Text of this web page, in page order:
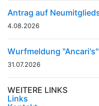
Antrag auf
4.08.2026
Wurfmeldung "Ancari's"
31.07.2026
WEITERE LINKS
Links